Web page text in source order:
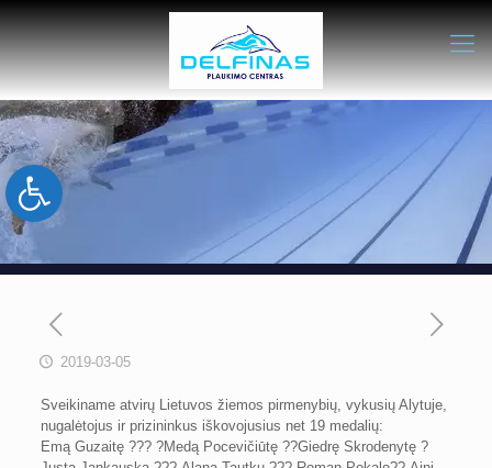
Open toolbar
2019-03-05
Sveikiname atvirų Lietuvos žiemos pirmenybių, vykusių Alytuje,
nugalėtojus ir prizininkus iškovojusius net 19 medalių:
Emą Guzaitę ??? ?Medą Pocevičiūtę ??Giedrę Skrodenytę ?